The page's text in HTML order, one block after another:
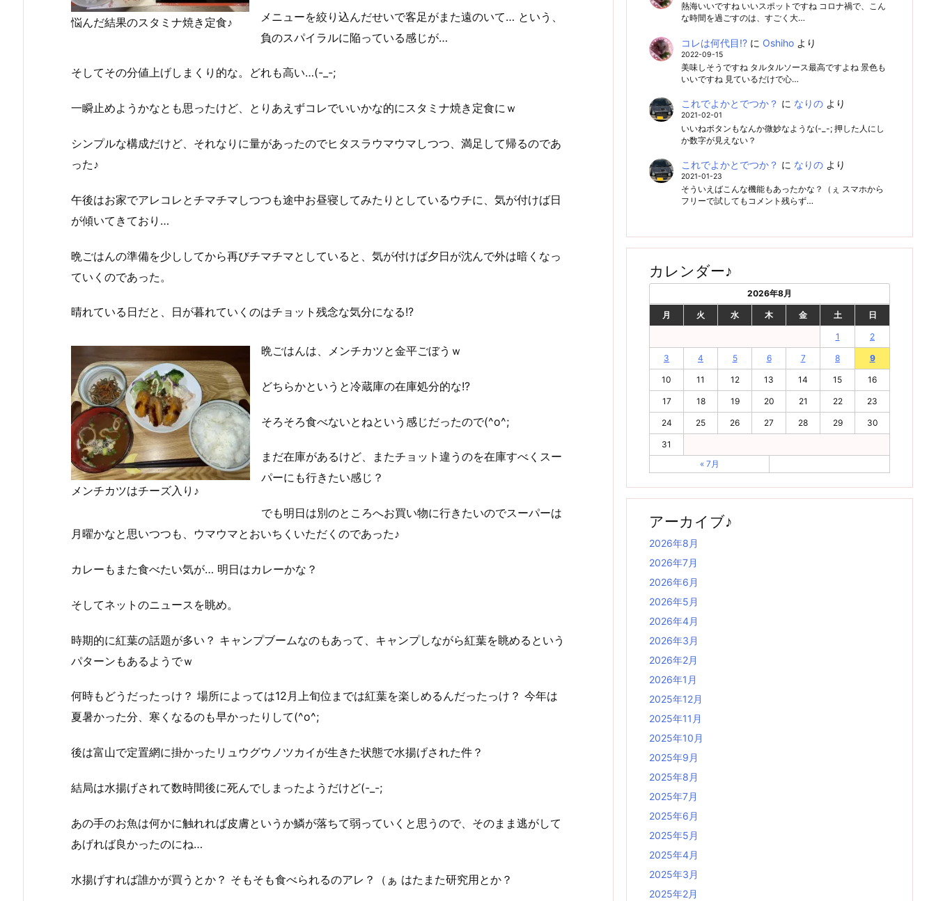
悩んだ結果のスタミナ焼き定食♪
メニューを絞り込んだせいで客足がまた遠のいて… という、
負のスパイラルに陥っている感じが…
そしてその分値上げしまくり的な。どれも高い…(-_-;
一瞬止めようかなとも思ったけど、とりあえずコレでいいかな的にスタミナ焼き定食にｗ
シンプルな構成だけど、それなりに量があったのでヒタスラウマウマしつつ、満足して帰るのであ
った♪
午後はお家でアレコレとチマチマしつつも途中お昼寝してみたりとしているウチに、気が付けば日
が傾いてきており…
晩ごはんの準備を少ししてから再びチマチマとしていると、気が付けば夕日が沈んで外は暗くなっ
ていくのであった。
晴れている日だと、日が暮れていくのはチョット残念な気分になる!?
メンチカツはチーズ入り♪
晩ごはんは、メンチカツと金平ごぼうｗ
どちらかというと冷蔵庫の在庫処分的な!?
そろそろ食べないとねという感じだったので(^o^;
まだ在庫があるけど、またチョット違うのを在庫すべくスー
パーにも行きたい感じ？
でも明日は別のところへお買い物に行きたいのでスーパーは
月曜かなと思いつつも、ウマウマとおいちくいただくのであった♪
カレーもまた食べたい気が… 明日はカレーかな？
そしてネットのニュースを眺め。
時期的に紅葉の話題が多い？ キャンプブームなのもあって、キャンプしながら紅葉を眺めるという
パターンもあるようでｗ
何時もどうだったっけ？ 場所によっては12月上旬位までは紅葉を楽しめるんだったっけ？ 今年は
夏暑かった分、寒くなるのも早かったりして(^o^;
後は富山で定置網に掛かったリュウグウノツカイが生きた状態で水揚げされた件？
結局は水揚げされて数時間後に死んでしまったようだけど(-_-;
あの手のお魚は何かに触れれば皮膚というか鱗が落ちて弱っていくと思うので、そのまま逃がして
あげれば良かったのにね…
水揚げすれば誰かが買うとか？ そもそも食べられるのアレ？（ぁ はたまた研究用とか？
熱海いいですね いいスポットですね コロナ禍で、こん
な時間を過ごすのは、すごく大…
コレは何代目!?に Oshihoより
2022-09-15
美味しそうですね タルタルソース最高ですよね 景色も
いいですね 見ているだけで心…
これでよかとでつか？ に なりのより
2021-02-01
いいねボタンもなんか微妙なような(-_-; 押した人にし
か数字が見えない？
これでよかとでつか？ に なりのより
2021-01-23
そういえばこんな機能もあったかな？（ぇ スマホから
フリーで試してもコメント残らず…
カレンダー♪
2026年8月
月 火 水 木 金 土 日
1 2
3 4 5 6 7 8 9
10 11 12 13 14 15 16
17 18 19 20 21 22 23
24 25 26 27 28 29 30
31
« 7月
アーカイブ♪
2026年8月
2026年7月
2026年6月
2026年5月
2026年4月
2026年3月
2026年2月
2026年1月
2025年12月
2025年11月
2025年10月
2025年9月
2025年8月
2025年7月
2025年6月
2025年5月
2025年4月
2025年3月
2025年2月